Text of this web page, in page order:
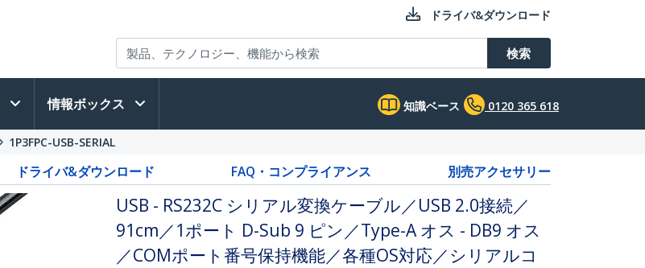
ドライバ&ダウンロード
検索
情報ボックス 知識ベース 0120 365 618
1P3FPC-USB-SERIAL
ドライバ&ダウンロード FAQ・コンプライアンス 別売アクセサリー
USB - RS232C シリアル変換ケーブル／USB 2.0接続／
91cm／1ポート D-Sub 9 ピン／Type-A オス - DB9 オス
／COMポート番号保持機能／各種OS対応／シリアルコ